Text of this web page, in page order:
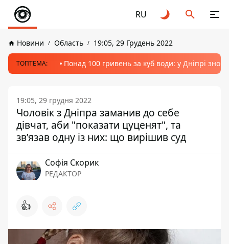
RU
Новини Область 19:05, 29 Грудень 2022
ТОПТЕМА: Понад 100 гривень за куб води: у Дніпрі
19:05, 29 грудня 2022
Чоловік з Дніпра заманив до себе
дівчат, аби "показати цуценят", та
зв’язав одну із них: що вирішив суд
Софія Скорик
РЕДАКТОР
👍